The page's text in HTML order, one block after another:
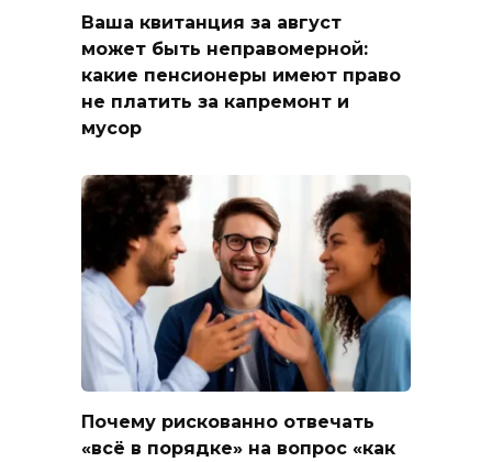
Ваша квитанция за август
может быть неправомерной:
какие пенсионеры имеют право
не платить за капремонт и
мусор
Почему рискованно отвечать
«всё в порядке» на вопрос «как